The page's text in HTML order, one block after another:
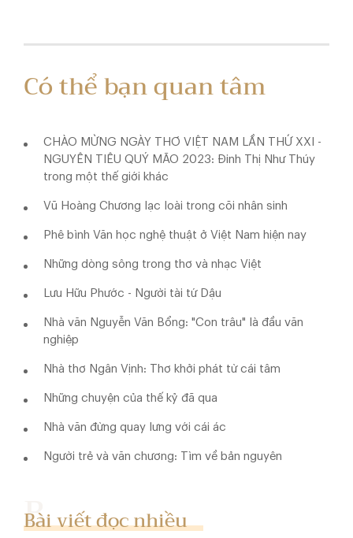
Có thể bạn quan tâm
CHÀO MỪNG NGÀY THƠ VIỆT NAM LẦN THỨ XXI -
NGUYÊN TIÊU QUÝ MÃO 2023: Đinh Thị Như Thúy
trong một thế giới khác
Vũ Hoàng Chương lạc loài trong cõi nhân sinh
Phê bình Văn học nghệ thuật ở Việt Nam hiện nay
Những dòng sông trong thơ và nhạc Việt
Lưu Hữu Phước - Người tài tứ Dậu
Nhà văn Nguyễn Văn Bổng: "Con trâu" là đầu văn
nghiệp
Nhà thơ Ngân Vịnh: Thơ khởi phát từ cái tâm
Những chuyện của thế kỷ đã qua
Nhà văn đừng quay lưng với cái ác
Người trẻ và văn chương: Tìm về bản nguyên
Bài viết đọc nhiều